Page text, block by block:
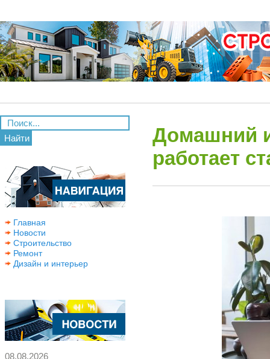
Найти
Главная
Новости
Строительство
Ремонт
Дизайн и интерьер
08.08.2026
Домашний
работает